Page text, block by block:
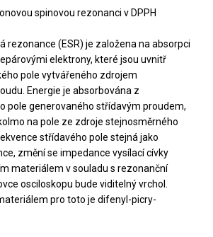
spinovou rezonanci v DPPH
rezonance (ESR) je založena na absorpci
elektrony, které jsou uvnitř
pole vytvářeného zdrojem
Energie je absorbována z
pole generovaného střídavým proudem,
na pole ze zdroje stejnosměrného
střídavého pole stejná jako
změní se impedance vysílací cívky
materiálem v souladu s rezonanční
osciloskopu bude viditelný vrchol.
pro toto je difenyl-picry-